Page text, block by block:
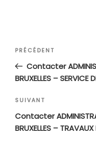
Navigation
l’article
Article
précédent
PRÉCÉDENT
Contacter
BRUXELLES – SERVICE
Article
suivant
SUIVANT
Contacter
BRUXELLES – TRAVAUX